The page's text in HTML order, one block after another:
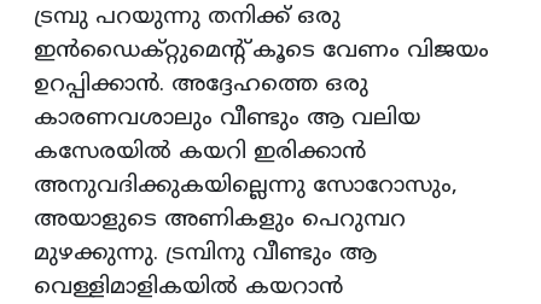
ട്രമ്പു പറയുന്നു തനിക്ക് ഒരു
ഇന്‍ഡൈക്റ്റുമെന്റ് കൂടെ വേണം വിജയം
ഉറപ്പിക്കാന്‍. അദ്ദേഹത്തെ ഒരു
കാരണവശാലും വീണ്ടും ആ വലിയ
കസേരയില്‍ കയറി ഇരിക്കാന്‍
അനുവദിക്കുകയില്ലെന്നു സോറോസും,
അയാളുടെ അണികളും പെറുമ്പറ
മുഴക്കുന്നു. ട്രമ്പിനു വീണ്ടും ആ
വെള്ളിമാളികയില്‍ കയറാന്‍